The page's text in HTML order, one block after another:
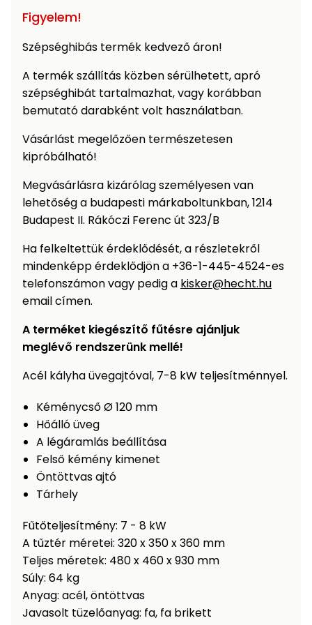
Szivattyú
Magasnyomású
mosó
Seprőgép
Hómaró
Hólapát
kiegészítő
Növényápolási
kellékek
Permetező
és
Komposztáló
szerszám,
eszközök
Kiegészítők
légkondícionálók
Figyelem!
Szépséghibás termék kedvező áron!
A termék szállítás közben sérülhetett, apró
szépséghibát tartalmazhat, vagy korábban
bemutató darabként volt használatban.
Vásárlást megelőzően természetesen
kipróbálható!
Megvásárlásra kizárólag személyesen van
lehetőség a budapesti márkaboltunkban, 1214
Budapest II. Rákóczi Ferenc út 323/B
Ha felkeltettük érdeklődését, a részletekről
mindenképp érdeklődjön a +36-1-445-4524-es
telefonszámon vagy pedig a kisker@hecht.hu
email címen.
A terméket kiegészítő fűtésre ajánljuk
meglévő rendszerünk mellé!
Acél kályha üvegajtóval, 7-8 kW teljesítménnyel.
Kéménycső Ø 120 mm
Hőálló üveg
A légáramlás beállítása
Felső kémény kimenet
Öntöttvas ajtó
Tárhely
Fűtőteljesítmény: 7 - 8 kW
A tűztér méretei: 320 x 350 x 360 mm
Teljes méretek: 480 x 460 x 930 mm
Súly: 64 kg
Anyag: acél, öntöttvas
Javasolt tüzelőanyag: fa, fa brikett